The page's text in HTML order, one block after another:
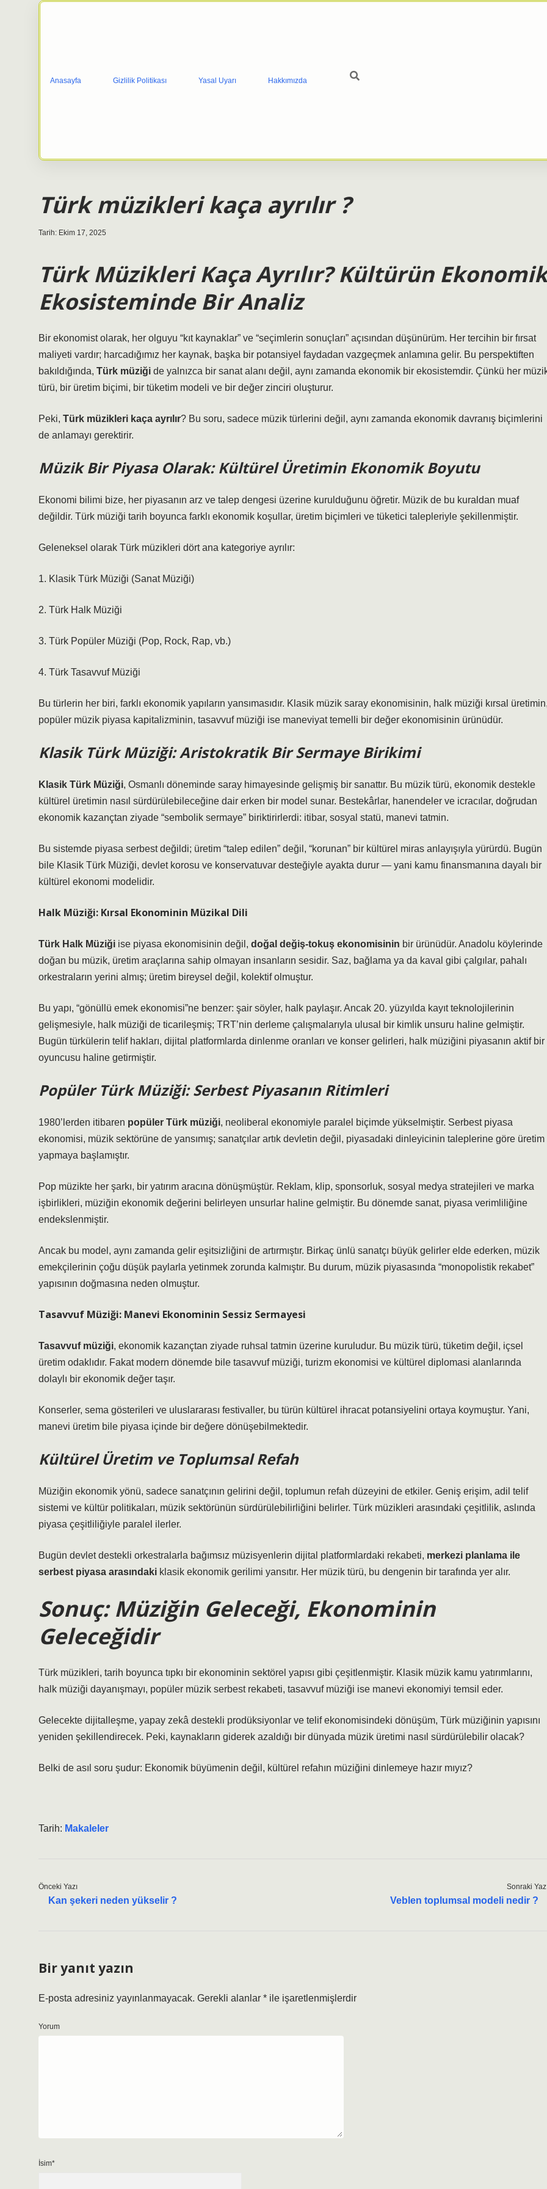
Anasayfa Gizlilik Politikası Yasal Uyarı Hakkımızda
Türk müzikleri kaça ayrılır ?
Tarih: Ekim 17, 2025
Türk Müzikleri Kaça Ayrılır? Kültürün Ekonomik
Ekosisteminde Bir Analiz
Bir ekonomist olarak, her olguyu “kıt kaynaklar” ve “seçimlerin sonuçları” açısından düşünürüm. Her tercihin bir fırsat
maliyeti vardır; harcadığımız her kaynak, başka bir potansiyel faydadan vazgeçmek anlamına gelir. Bu perspektiften
bakıldığında, Türk müziği de yalnızca bir sanat alanı değil, aynı zamanda ekonomik bir ekosistemdir. Çünkü her
türü, bir üretim biçimi, bir tüketim modeli ve bir değer zinciri oluşturur.
Peki, Türk müzikleri kaça ayrılır? Bu soru, sadece müzik türlerini değil, aynı zamanda ekonomik davranış biçimlerini
de anlamayı gerektirir.
Müzik Bir Piyasa Olarak: Kültürel Üretimin Ekonomik Boyutu
Ekonomi bilimi bize, her piyasanın arz ve talep dengesi üzerine kurulduğunu öğretir. Müzik de bu kuraldan muaf
değildir. Türk müziği tarih boyunca farklı ekonomik koşullar, üretim biçimleri ve tüketici talepleriyle şekillenmiştir.
Geleneksel olarak Türk müzikleri dört ana kategoriye ayrılır:
1. Klasik Türk Müziği (Sanat Müziği)
2. Türk Halk Müziği
3. Türk Popüler Müziği (Pop, Rock, Rap, vb.)
4. Türk Tasavvuf Müziği
Bu türlerin her biri, farklı ekonomik yapıların yansımasıdır. Klasik müzik saray ekonomisinin, halk müziği kırsal
popüler müzik piyasa kapitalizminin, tasavvuf müziği ise maneviyat temelli bir değer ekonomisinin ürünüdür.
Klasik Türk Müziği: Aristokratik Bir Sermaye Birikimi
Klasik Türk Müziği, Osmanlı döneminde saray himayesinde gelişmiş bir sanattır. Bu müzik türü, ekonomik destekle
kültürel üretimin nasıl sürdürülebileceğine dair erken bir model sunar. Bestekârlar, hanendeler ve icracılar, doğrudan
ekonomik kazançtan ziyade “sembolik sermaye” biriktirirlerdi: itibar, sosyal statü, manevi tatmin.
Bu sistemde piyasa serbest değildi; üretim “talep edilen” değil, “korunan” bir kültürel miras anlayışıyla yürürdü. Bugün
bile Klasik Türk Müziği, devlet korosu ve konservatuvar desteğiyle ayakta durur — yani kamu finansmanına dayalı bir
kültürel ekonomi modelidir.
Halk Müziği: Kırsal Ekonominin Müzikal Dili
Türk Halk Müziği ise piyasa ekonomisinin değil, doğal değiş-tokuş ekonomisinin bir ürünüdür. Anadolu köylerinde
doğan bu müzik, üretim araçlarına sahip olmayan insanların sesidir. Saz, bağlama ya da kaval gibi çalgılar, pahalı
orkestraların yerini almış; üretim bireysel değil, kolektif olmuştur.
Bu yapı, “gönüllü emek ekonomisi”ne benzer: şair söyler, halk paylaşır. Ancak 20. yüzyılda kayıt teknolojilerinin
gelişmesiyle, halk müziği de ticarileşmiş; TRT’nin derleme çalışmalarıyla ulusal bir kimlik unsuru haline gelmiştir.
Bugün türkülerin telif hakları, dijital platformlarda dinlenme oranları ve konser gelirleri, halk müziğini piyasanın aktif bir
oyuncusu haline getirmiştir.
Popüler Türk Müziği: Serbest Piyasanın Ritimleri
1980’lerden itibaren popüler Türk müziği, neoliberal ekonomiyle paralel biçimde yükselmiştir. Serbest piyasa
ekonomisi, müzik sektörüne de yansımış; sanatçılar artık devletin değil, piyasadaki dinleyicinin taleplerine göre üretim
yapmaya başlamıştır.
Pop müzikte her şarkı, bir yatırım aracına dönüşmüştür. Reklam, klip, sponsorluk, sosyal medya stratejileri ve marka
işbirlikleri, müziğin ekonomik değerini belirleyen unsurlar haline gelmiştir. Bu dönemde sanat, piyasa verimliliğine
endekslenmiştir.
Ancak bu model, aynı zamanda gelir eşitsizliğini de artırmıştır. Birkaç ünlü sanatçı büyük gelirler elde ederken, müzik
emekçilerinin çoğu düşük paylarla yetinmek zorunda kalmıştır. Bu durum, müzik piyasasında “monopolistik rekabet”
yapısının doğmasına neden olmuştur.
Tasavvuf Müziği: Manevi Ekonominin Sessiz Sermayesi
Tasavvuf müziği, ekonomik kazançtan ziyade ruhsal tatmin üzerine kuruludur. Bu müzik türü, tüketim değil, içsel
üretim odaklıdır. Fakat modern dönemde bile tasavvuf müziği, turizm ekonomisi ve kültürel diplomasi alanlarında
dolaylı bir ekonomik değer taşır.
Konserler, sema gösterileri ve uluslararası festivaller, bu türün kültürel ihracat potansiyelini ortaya koymuştur. Yani,
manevi üretim bile piyasa içinde bir değere dönüşebilmektedir.
Kültürel Üretim ve Toplumsal Refah
Müziğin ekonomik yönü, sadece sanatçının gelirini değil, toplumun refah düzeyini de etkiler. Geniş erişim, adil telif
sistemi ve kültür politikaları, müzik sektörünün sürdürülebilirliğini belirler. Türk müzikleri arasındaki çeşitlilik, aslında
piyasa çeşitliliğiyle paralel ilerler.
Bugün devlet destekli orkestralarla bağımsız müzisyenlerin dijital platformlardaki rekabeti, merkezi planlama ile
serbest piyasa arasındaki klasik ekonomik gerilimi yansıtır. Her müzik türü, bu dengenin bir tarafında yer alır.
Sonuç: Müziğin Geleceği, Ekonominin
Geleceğidir
Türk müzikleri, tarih boyunca tıpkı bir ekonominin sektörel yapısı gibi çeşitlenmiştir. Klasik müzik kamu yatırımlarını,
halk müziği dayanışmayı, popüler müzik serbest rekabeti, tasavvuf müziği ise manevi ekonomiyi temsil eder.
Gelecekte dijitalleşme, yapay zekâ destekli prodüksiyonlar ve telif ekonomisindeki dönüşüm, Türk müziğinin yapısını
yeniden şekillendirecek. Peki, kaynakların giderek azaldığı bir dünyada müzik üretimi nasıl sürdürülebilir olacak?
Belki de asıl soru şudur: Ekonomik büyümenin değil, kültürel refahın müziğini dinlemeye hazır mıyız?
Tarih: Makaleler
Önceki Yazı
Kan şekeri neden yükselir ?
Sonraki
Veblen toplumsal modeli nedir ?
Bir yanıt yazın
E-posta adresiniz yayınlanmayacak. Gerekli alanlar * ile işaretlenmişlerdir
Yorum
İsim*